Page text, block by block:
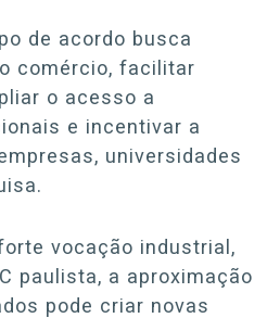
de acordo busca
comércio, facilitar
o acesso a
e incentivar a
universidades
vocação industrial,
paulista, a aproximação
pode criar novas